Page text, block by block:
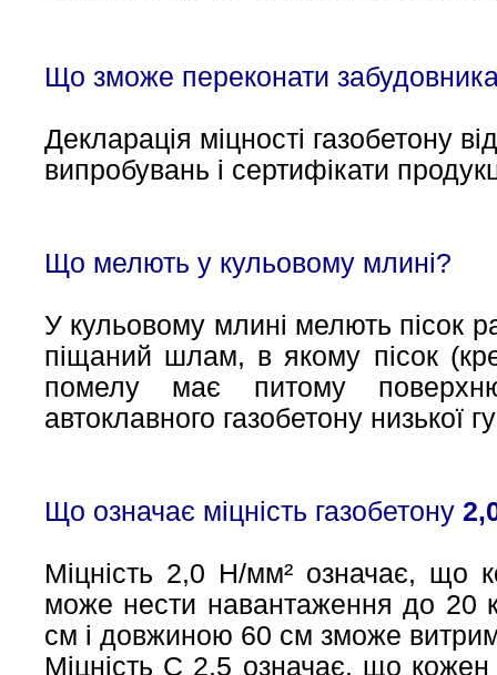
Що зможе переконати
Декларація міцності газобетону
випробувань і сертифікати
Що мелють у кульовому млині?
У кульовому млині мелють пісок
піщаний шлам, в якому пісок
помелу має питому
автоклавного газобетону низької
Що означає міцність газобетону
Міцність 2,0 Н/мм² означає, що
може нести навантаження до 20
см і довжиною 60 см зможе
Міцність C 2,5 означає, що